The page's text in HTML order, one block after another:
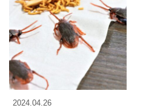
2024.04.26